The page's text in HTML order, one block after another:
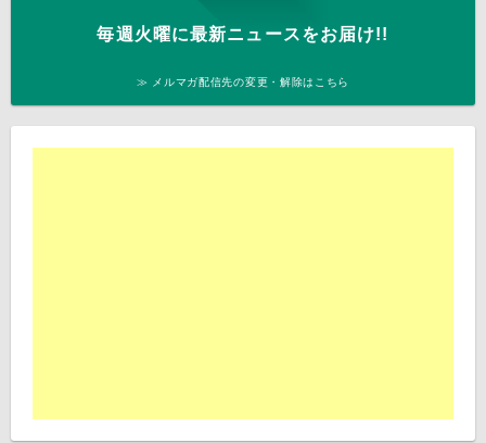
毎週火曜に最新ニュースをお届け!!
≫ メルマガ配信先の変更・解除はこちら